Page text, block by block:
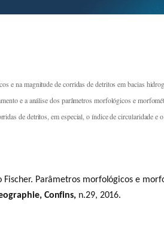
e na magnitude de corridas de detritos em bacias
e a análise dos parâmetros morfológicos e
de detritos, em especial, o índice de circularidade e
Fischer. Parâmetros morfológicos e
, Confins, n.29, 2016.